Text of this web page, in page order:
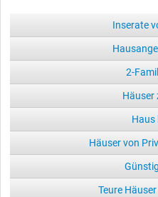
Inserate
2-
Häuser
Haus
Häuser von
Teure